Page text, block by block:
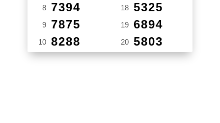
8 7394
9 7875
10 8288
18 5325
19 6894
20 5803